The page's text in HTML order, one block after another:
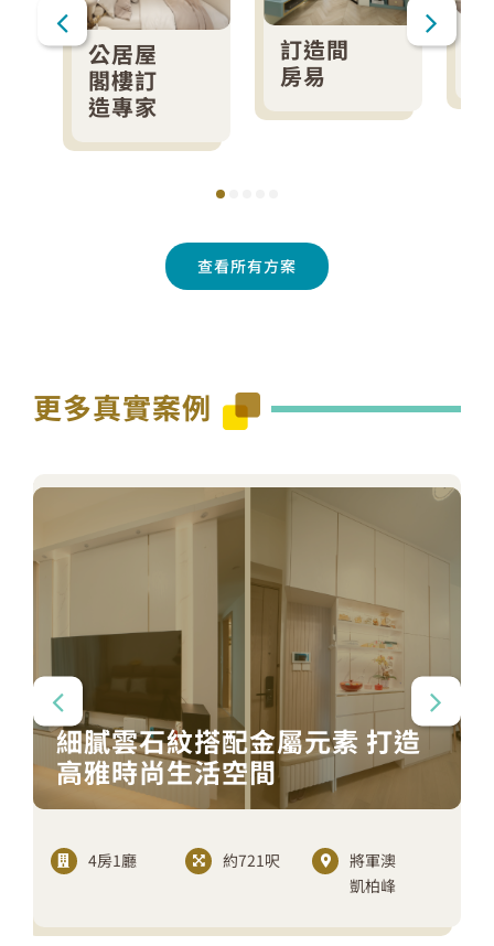
公居屋
閣樓訂
造專家
訂造間
房易
查看所有方案
更多真實案例
細膩雲石紋搭配金屬元素 打造
高雅時尚生活空間
4房1廳 約721呎
將軍澳
凱柏峰